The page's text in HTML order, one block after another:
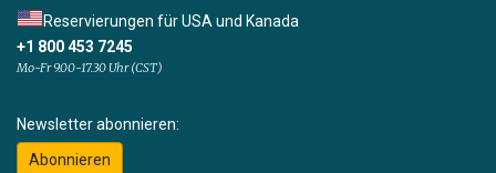
Reservierungen für USA und Kanada
+1 800 453 7245
Mo-Fr 9.00-17.30 Uhr (CST)
Newsletter abonnieren:
Abonnieren